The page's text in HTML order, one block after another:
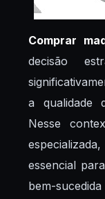
Comprar
decisão
a qualidade
Nesse
essencial
bem-